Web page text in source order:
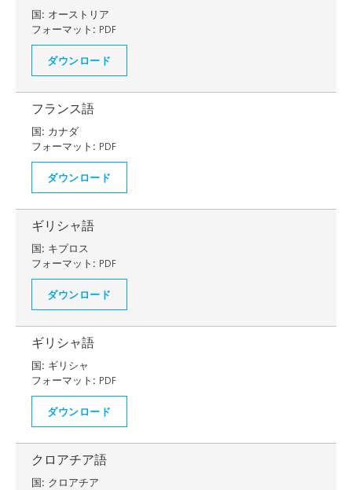
国: オーストリア
フォーマット: PDF
ダウンロード
フランス語
国: カナダ
フォーマット: PDF
ダウンロード
ギリシャ語
国: キプロス
フォーマット: PDF
ダウンロード
ギリシャ語
国: ギリシャ
フォーマット: PDF
ダウンロード
クロアチア語
国: クロアチア